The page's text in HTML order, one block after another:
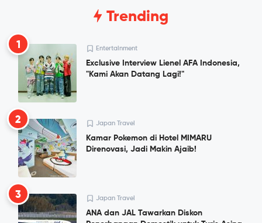
Trending
1 Entertainment
Exclusive Interview Lienel AFA Indonesia,
"Kami Akan Datang Lagi!"
2 Japan Travel
Kamar Pokemon di Hotel MIMARU
Direnovasi, Jadi Makin Ajaib!
3 Japan Travel
ANA dan JAL Tawarkan Diskon